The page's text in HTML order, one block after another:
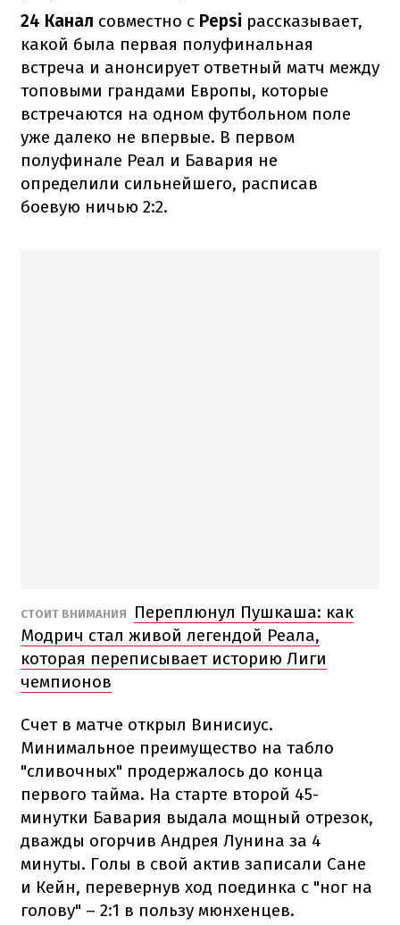
24 Канал совместно с Pepsi рассказывает,
какой была первая полуфинальная
встреча и анонсирует ответный матч между
топовыми грандами Европы, которые
встречаются на одном футбольном поле
уже далеко не впервые. В первом
полуфинале Реал и Бавария не
определили сильнейшего, расписав
боевую ничью 2:2.
СТОИТ ВНИМАНИЯ
Переплюнул Пушкаша: как
Модрич стал живой легендой Реала,
которая переписывает историю Лиги
чемпионов
Счет в матче открыл Винисиус.
Минимальное преимущество на табло
"сливочных" продержалось до конца
первого тайма. На старте второй 45-
минутки Бавария выдала мощный отрезок,
дважды огорчив Андрея Лунина за 4
минуты. Голы в свой актив записали Сане
и Кейн, перевернув ход поединка с "ног на
голову" – 2:1 в пользу мюнхенцев.